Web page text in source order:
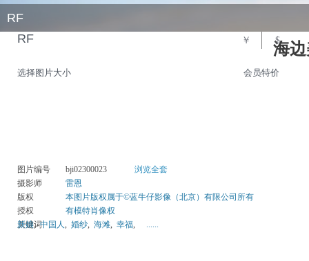
RF
海
选择图片大小 会员特价
RF ￥ $
图片编号 bji02300023
浏览全套
摄影师
雷恩
版权
本图片版权属于©蓝牛仔影像（北京）有限公司所有
授权
有模特肖像权
关键词
新娘,中国人, 婚纱, 海滩, 幸福, ......